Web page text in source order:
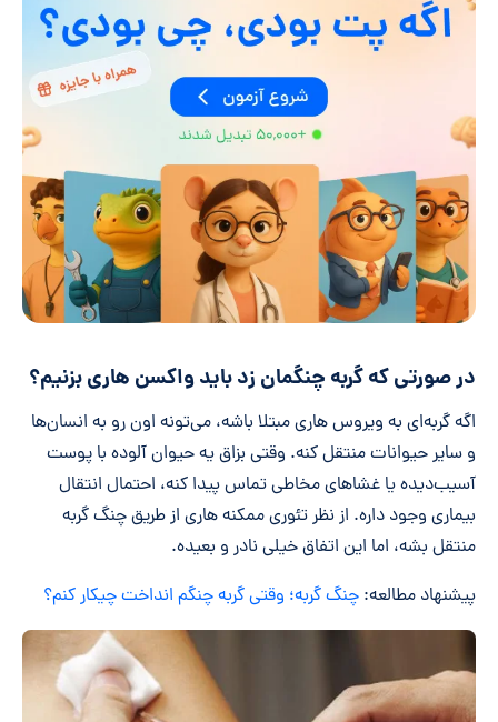
در صورتی که گربه چنگمان زد باید واکسن هاری بزنیم؟
اگه گربه‌ای به ویروس هاری مبتلا باشه، می‌تونه اون رو به انسان‌ها
و سایر حیوانات منتقل کنه. وقتی بزاق یه حیوان آلوده با پوست
آسیب‌دیده یا غشاهای مخاطی تماس پیدا کنه، احتمال انتقال
بیماری وجود داره. از نظر تئوری ممکنه هاری از طریق چنگ گربه
منتقل بشه، اما این اتفاق خیلی نادر و بعیده.
پیشنهاد مطالعه: چنگ گربه؛ وقتی گربه چنگم انداخت چیکار کنم؟